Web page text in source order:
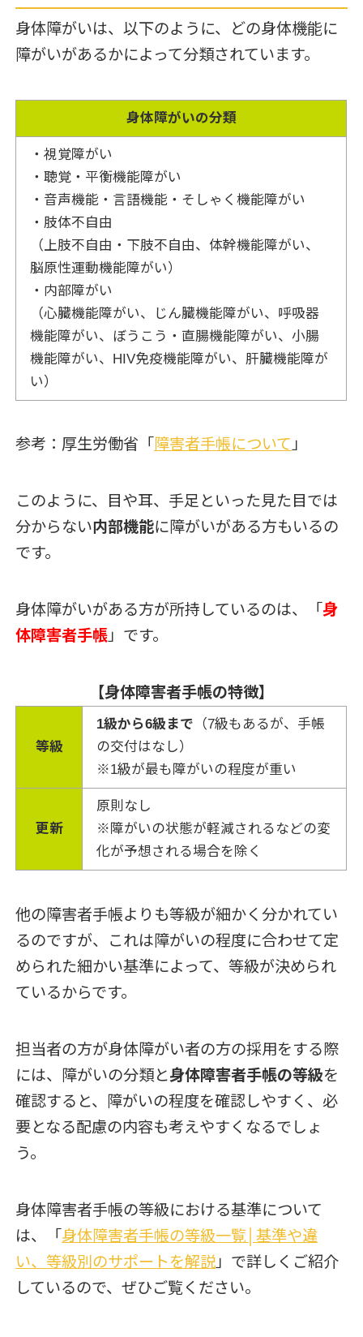
身体障がいは、以下のように、どの身体機能に
障がいがあるかによって分類されています。
身体障がいの分類
・視覚障がい
・聴覚・平衡機能障がい
・音声機能・言語機能・そしゃく機能障がい
・肢体不自由
（上肢不自由・下肢不自由、体幹機能障がい、
脳原性運動機能障がい）
・内部障がい
（心臓機能障がい、じん臓機能障がい、呼吸器
機能障がい、ぼうこう・直腸機能障がい、小腸
機能障がい、HIV免疫機能障がい、肝臓機能障が
い）
参考：厚生労働省「 障害者手帳について 」
このように、目や耳、手足といった見た目では
分からない内部機能に障がいがある方もいるの
です。
身体障がいがある方が所持しているのは、「身
体障害者手帳」です。
【身体障害者手帳の特徴】
等級
1級から6級まで （7級もあるが、手帳
の交付はなし）
※1級が最も障がいの程度が重い
更新
原則なし
※障がいの状態が軽減されるなどの変
化が予想される場合を除く
他の障害者手帳よりも等級が細かく分かれてい
るのですが、これは障がいの程度に合わせて定
められた細かい基準によって、等級が決められ
ているからです。
担当者の方が身体障がい者の方の採用をする際
には、障がいの分類と身体障害者手帳の等級を
確認すると、障がいの程度を確認しやすく、必
要となる配慮の内容も考えやすくなるでしょ
う。
身体障害者手帳の等級における基準について
は、「 身体障害者手帳の等級一覧│基準や違
い、等級別のサポートを解説 」で詳しくご紹介
しているので、ぜひご覧ください。